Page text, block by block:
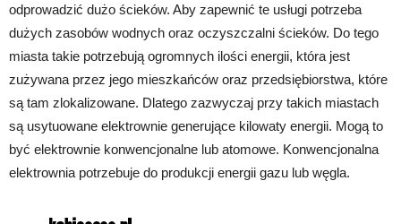
odprowadzić dużo ścieków. Aby zapewnić te usługi potrzeba
dużych zasobów wodnych oraz oczyszczalni ścieków. Do tego
miasta takie potrzebują ogromnych ilości energii, która jest
zużywana przez jego mieszkańców oraz przedsiębiorstwa, które
są tam zlokalizowane. Dlatego zazwyczaj przy takich miastach
są usytuowane elektrownie generujące kilowaty energii. Mogą to
być elektrownie konwencjonalne lub atomowe. Konwencjonalna
elektrownia potrzebuje do produkcji energii gazu lub węgla.